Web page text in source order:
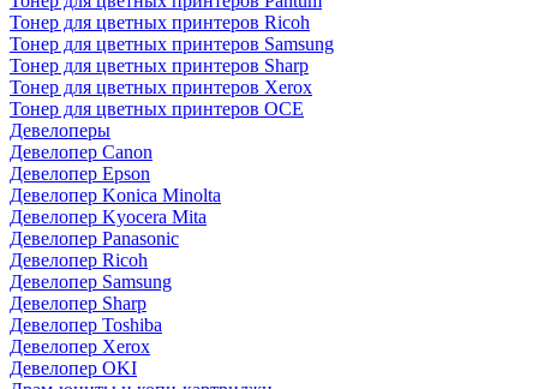
Тонер для цветных принтеров Ricoh
Тонер для цветных принтеров Samsung
Тонер для цветных принтеров Sharp
Тонер для цветных принтеров Xerox
Тонер для цветных принтеров OCE
Девелоперы
Девелопер Canon
Девелопер Epson
Девелопер Konica Minolta
Девелопер Kyocera Mita
Девелопер Panasonic
Девелопер Ricoh
Девелопер Samsung
Девелопер Sharp
Девелопер Toshiba
Девелопер Xerox
Девелопер OKI